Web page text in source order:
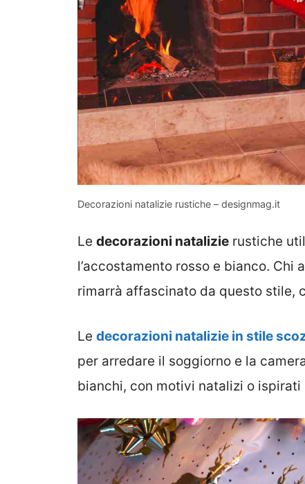
Decorazioni natalizie rustiche – designmag.it
Le decorazioni natalizie rustiche
l’accostamento rosso e bianco.
rimarrà affascinato da questo stile,
Le decorazioni natalizie in stile
per arredare il soggiorno e la
bianchi, con motivi natalizi o